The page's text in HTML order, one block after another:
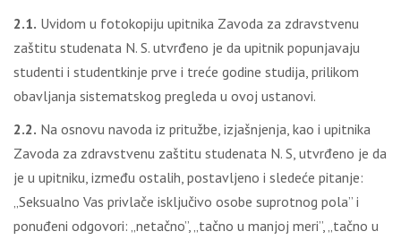
2.1. Uvidom u fotokopiju upitnika Zavoda za zdravstvenu
zaštitu studenata N. S. utvrđeno je da upitnik popunjavaju
studenti i studentkinje prve i treće godine studija, prilikom
obavljanja sistematskog pregleda u ovoj ustanovi.
2.2. Na osnovu navoda iz pritužbe, izjašnjenja, kao i upitnika
Zavoda za zdravstvenu zaštitu studenata N. S, utvrđeno je da
je u upitniku, između ostalih, postavljeno i sledeće pitanje:
„Seksualno Vas privlače isključivo osobe suprotnog pola” i
ponuđeni odgovori: „netačno”, „tačno u manjoj meri”, „tačno u